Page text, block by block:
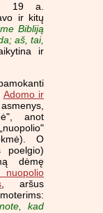
19 a.
ir kitų
Bibliją
aš, tai,
ir
Adomo ir
anot
O
poelgio)
dėmę
, aršus
kad